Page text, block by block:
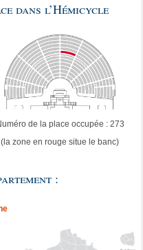
dans l’Hémicycle
de la place occupée : 273
(la zone en rouge situe le banc)
: